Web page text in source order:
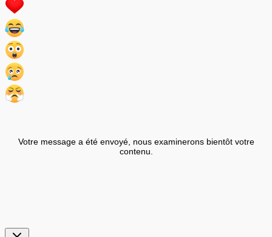
Votre message a été envoyé, nous examinerons bientôt votre
contenu.